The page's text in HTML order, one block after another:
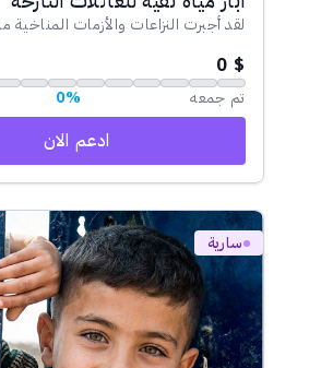
$ 0
تم جمعه 0%
ادعم الان
سارية